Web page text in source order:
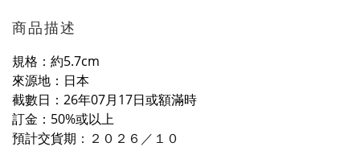
商品描述
規格：約5.7cm
來源地：日本
截數日：26年07月17日或額滿時
訂金：50%或以上
預計交貨期 ：２０２６／ １ ０